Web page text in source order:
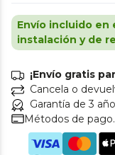
Envío incluido en
instalación y de
¡Envío gratis
Cancela o
Garantía de 3
Métodos de pago.